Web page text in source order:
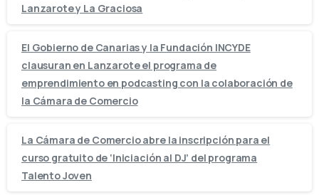
Lanzarote y La Graciosa
El Gobierno de Canarias y la Fundación INCYDE
clausuran en Lanzarote el programa de
emprendimiento en podcasting con la colaboración de
la Cámara de Comercio
La Cámara de Comercio abre la inscripción para el
curso gratuito de ‘Iniciación al DJ’ del programa
Talento Joven